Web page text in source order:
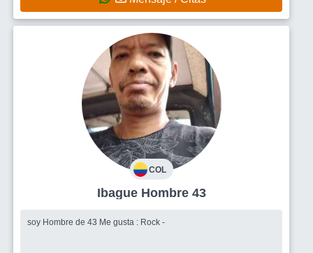
COL
Ibague Hombre 43
soy Hombre de 43 Me gusta : Rock -